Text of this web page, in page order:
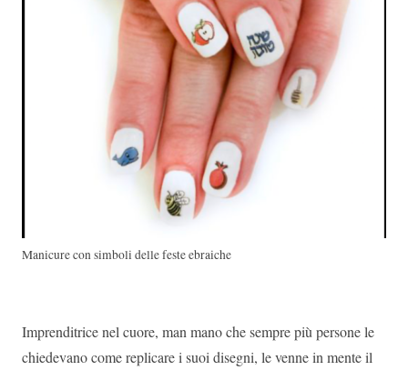
Manicure con simboli delle feste ebraiche
Imprenditrice nel cuore, man mano che sempre più persone le
chiedevano come replicare i suoi disegni, le venne in mente il